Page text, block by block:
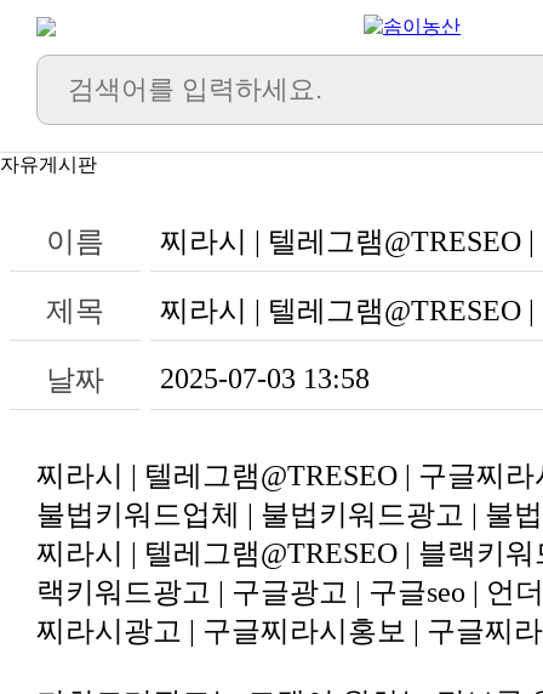
자유게시판
이름 찌라시 | 텔레그램@TRESEO |
제목 찌라시 | 텔레그램@TRESEO
날짜 2025-07-03 13:58
찌라시 | 텔레그램@TRESEO | 구글찌
찌라시광고 | 구글찌라시홍보 | 구글찌